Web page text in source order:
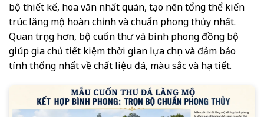
bộ thiết kế, hoa văn nhất quán, tạo nên tổng thể kiến
trúc lăng mộ hoàn chỉnh và chuẩn phong thủy nhất.
Quan trọng hơn, bộ cuốn thư và bình phong đồng bộ
giúp gia chủ tiết kiệm thời gian lựa chọn và đảm bảo
tính thống nhất về chất liệu đá, màu sắc và họa tiết.